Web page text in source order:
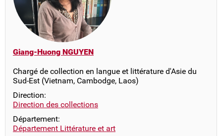
Giang-Huong NGUYEN
Chargé de collection en langue et littérature d'Asie du
Sud-Est (Vietnam, Cambodge, Laos)
Direction:
Direction des collections
Département:
Département Littérature et art